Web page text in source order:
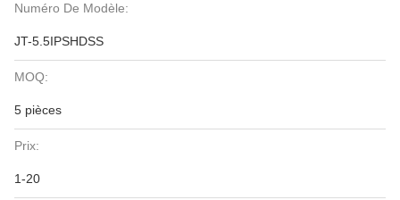
Numéro De Modèle:
JT-5.5IPSHDSS
MOQ:
5 pièces
Prix:
1-20